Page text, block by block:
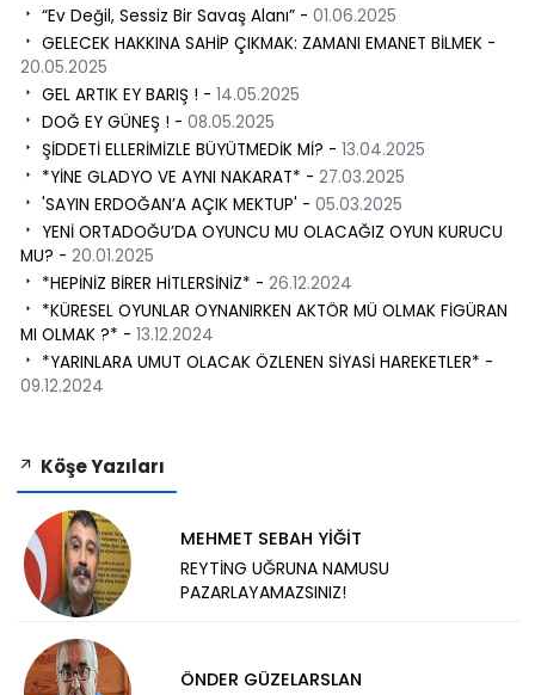
“Ev Değil, Sessiz Bir Savaş Alanı” - 01.06.2025
GELECEK HAKKINA SAHİP ÇIKMAK: ZAMANI EMANET BİLMEK -
20.05.2025
GEL ARTIK EY BARIŞ ! - 14.05.2025
DOĞ EY GÜNEŞ ! - 08.05.2025
ŞİDDETİ ELLERİMİZLE BÜYÜTMEDİK Mİ? - 13.04.2025
*YİNE GLADYO VE AYNI NAKARAT* - 27.03.2025
'SAYIN ERDOĞAN’A AÇIK MEKTUP' - 05.03.2025
YENİ ORTADOĞU’DA OYUNCU MU OLACAĞIZ OYUN KURUCU
MU? - 20.01.2025
*HEPİNİZ BİRER HİTLERSİNİZ* - 26.12.2024
*KÜRESEL OYUNLAR OYNANIRKEN AKTÖR MÜ OLMAK FİGÜRAN
MI OLMAK ?* - 13.12.2024
*YARINLARA UMUT OLACAK ÖZLENEN SİYASİ HAREKETLER* -
09.12.2024
Köşe Yazıları
MEHMET SEBAH YİĞİT
REYTİNG UĞRUNA NAMUSU
PAZARLAYAMAZSINIZ!
ÖNDER GÜZELARSLAN